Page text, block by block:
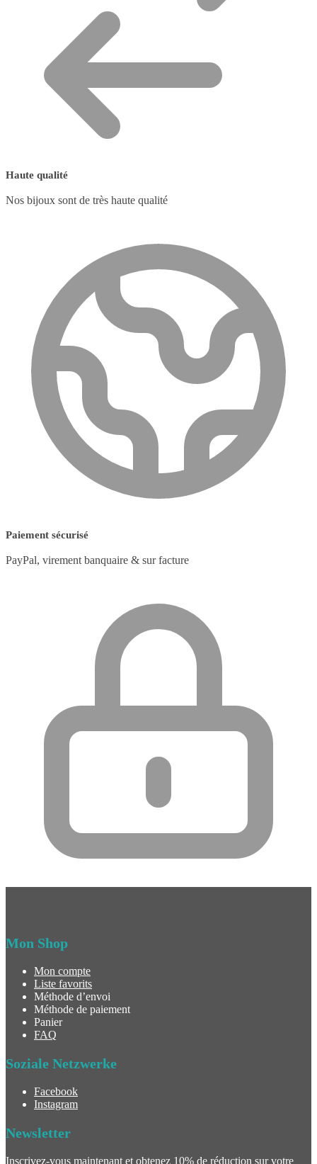
Haute qualité
Nos bijoux sont de très haute qualité
Paiement sécurisé
PayPal, virement banquaire & sur facture
Mon Shop
Mon compte
Liste favorits
Méthode d’envoi
Méthode de paiement
Panier
FAQ
Soziale Netzwerke
Facebook
Instagram
Newsletter
Inscrivez-vous maintenant et obtenez 10% de réduction sur votre